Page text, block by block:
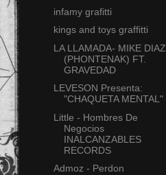
infamy grafitti
kings and toys graffitti
LA LLAMADA- MIKE DIAZ
(PHONTENAK) FT.
GRAVEDAD
LEVESON Presenta:
"CHAQUETA MENTAL"
Little - Hombres De
Negocios
INALCANZABLES
RECORDS
Admoz - Perdon